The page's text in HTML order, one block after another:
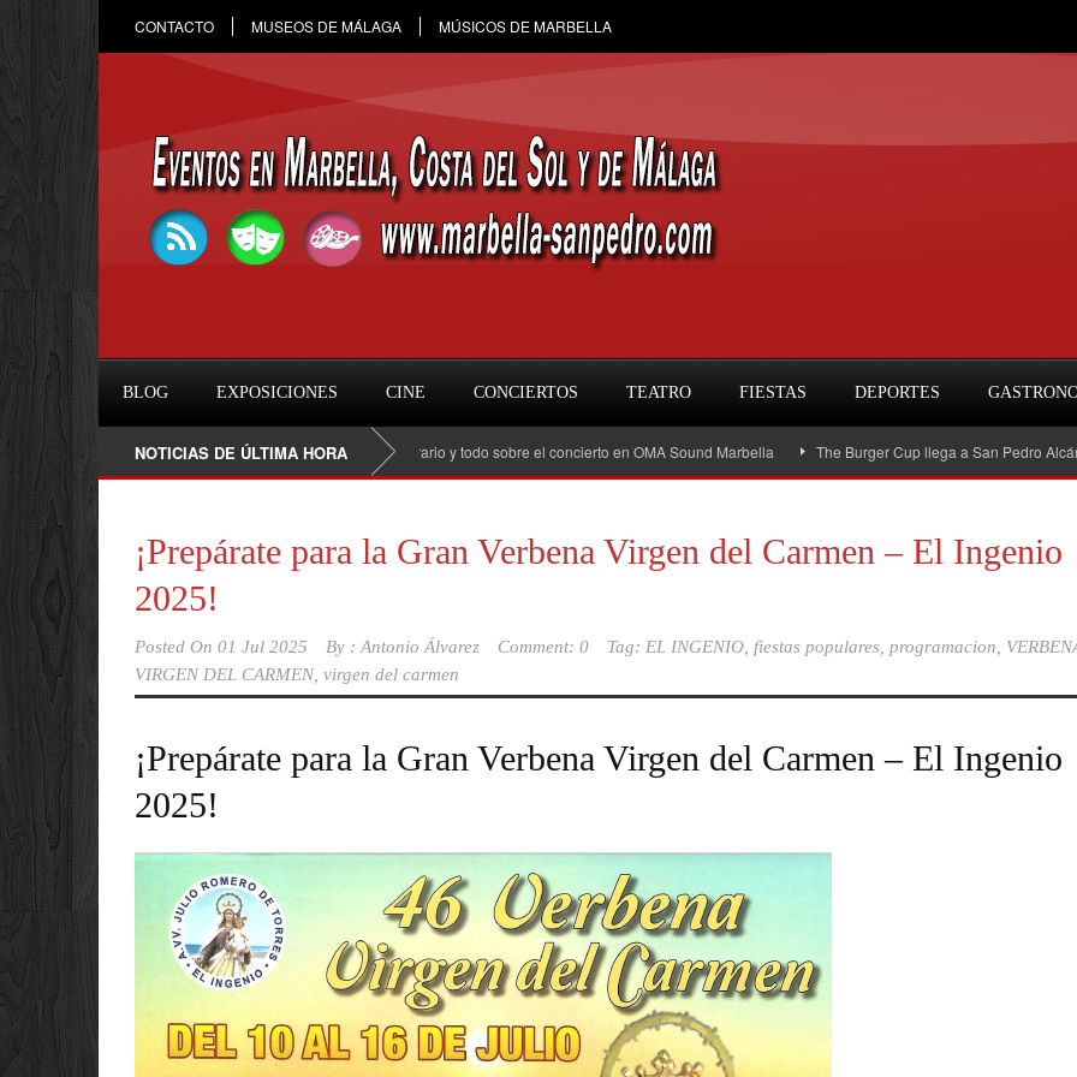
CONTACTO MUSEOS DE MÁLAGA MÚSICOS DE MARBELLA
BLOG EXPOSICIONES CINE CONCIERTOS TEATRO FIESTAS DEPORTES
NOTICIAS DE ÚLTIMA HORA
Raule en Marbella 2026: fecha, entradas, horario y todo sobre el concierto en OMA Sound Marbella The Burger Cup llega a San Pedro Alcántara: la
¡Prepárate para la Gran Verbena Virgen del Carmen – El Ingenio
2025!
Posted On 01 Jul 2025 By : Antonio Álvarez Comment: 0 Tag: EL INGENIO fiestas populares programacion
VIRGEN DEL CARMEN, virgen del carmen
¡Prepárate para la Gran Verbena Virgen del Carmen – El Ingenio
2025!